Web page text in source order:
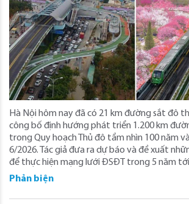
Hà Nội hôm nay đã có 21 km đường sắt đô
công bố định hướng phát triển 1.200 km
trong Quy hoạch Thủ đô tầm nhìn 100 năm
6/2026. Tác giả đưa ra dự báo và đề xuất
để thực hiện mạng lưới ĐSĐT trong 5 năm
Phản biện